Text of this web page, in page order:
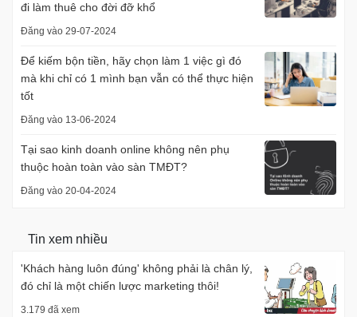
đi làm thuê cho đời đỡ khổ
Đăng vào 29-07-2024
Để kiếm bộn tiền, hãy chọn làm 1 việc gì đó
mà khi chỉ có 1 mình bạn vẫn có thể thực hiện
tốt
Đăng vào 13-06-2024
Tại sao kinh doanh online không nên phụ
thuộc hoàn toàn vào sàn TMĐT?
Đăng vào 20-04-2024
Tin xem nhiều
'Khách hàng luôn đúng' không phải là chân lý,
đó chỉ là một chiến lược marketing thôi!
3.179 đã xem